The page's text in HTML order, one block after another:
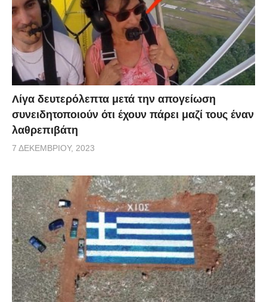
Λίγα δευτερόλεπτα μετά την απογείωση
συνειδητοποιούν ότι έχουν πάρει μαζί τους έναν
λαθρεπιβάτη
7 ΔΕΚΕΜΒΡΊΟΥ, 2023